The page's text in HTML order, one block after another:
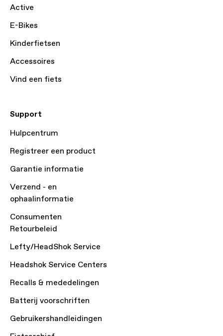
Active
E-Bikes
Kinderfietsen
Accessoires
Vind een fiets
Support
Hulpcentrum
Registreer een product
Garantie informatie
Verzend - en
ophaalinformatie
Consumenten
Retourbeleid
Lefty/HeadShok Service
Headshok Service Centers
Recalls & mededelingen
Batterij voorschriften
Gebruikershandleidingen